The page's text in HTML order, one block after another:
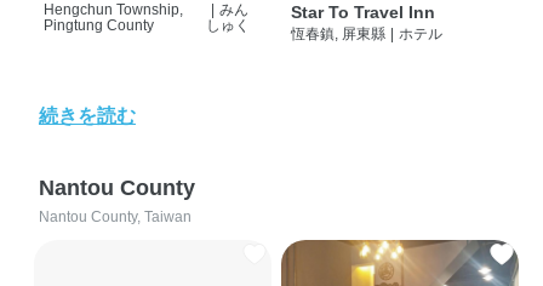
Hengchun Township,
Pingtung County
みん
しゅく
Star To Travel Inn
恆春鎮, 屏東縣 ホテル
続きを読む
Nantou County
Nantou County, Taiwan